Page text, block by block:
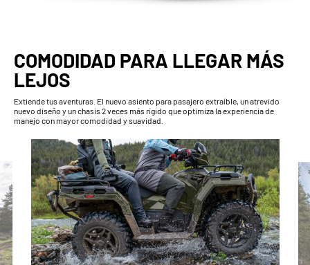
COMODIDAD PARA LLEGAR MÁS
LEJOS
Extiende tus aventuras. El nuevo asiento para pasajero extraíble, un atrevido
nuevo diseño y un chasis 2 veces más rígido que optimiza la experiencia de
manejo con mayor comodidad y suavidad.